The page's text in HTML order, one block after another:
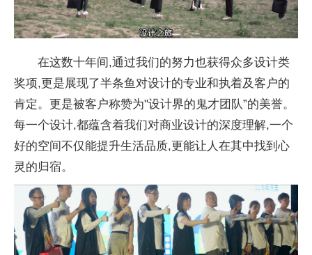
在这数十年间,通过我们的努力也获得众多设计类
奖项,更是展现了半条鱼对设计的专业和执着及客户的
肯定。更是被客户称赞为"设计界的鬼才团队”的美誉。
每一个设计,都蕴含着我们对商业设计的深度理解,一个
好的空间不仅能提升生活品质,更能让人在其中找到心
灵的归宿。